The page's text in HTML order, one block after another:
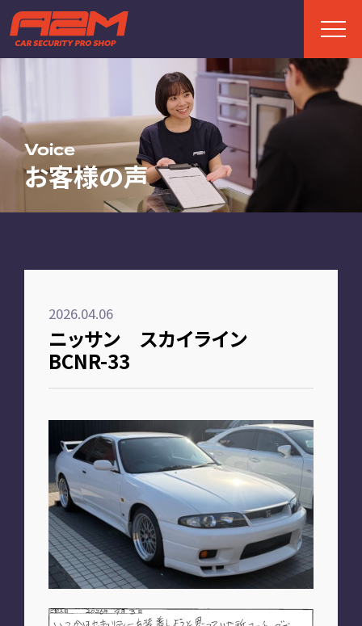
Voice
お客様の声
2026.04.06
ニッサン スカイライン
BCNR-33
TOP
ABOUT
A2Mについて
FAQ
お客様の声
お知らせ
PLAN
車種別プラン
SHOP
A2M 本店